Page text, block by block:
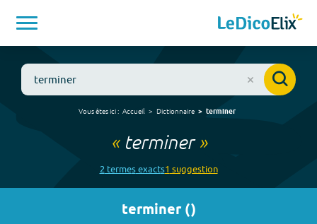
Vous êtes ici : Accueil Dictionnaire terminer
« terminer»
2 termesexacts1 suggestion
terminer()